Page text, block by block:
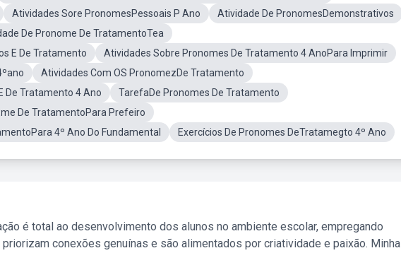
Atividades Sore PronomesPessoais P Ano
Atividade De PronomesDemonstrativos
De Pronome De TratamentoTea
E De Tratamento
Atividades Sobre Pronomes De Tratamento 4 AnoPara Imprimir
Atividades Com OS PronomezDe Tratamento
De Tratamento 4 Ano
TarefaDe Pronomes De Tratamento
De TratamentoPara Prefeiro
4º Ano Do Fundamental
Exercícios De Pronomes DeTratamegto 4º Ano
é total ao desenvolvimento dos alunos no ambiente escolar, empregando
conexões genuínas e são alimentados por criatividade e paixão. Minha